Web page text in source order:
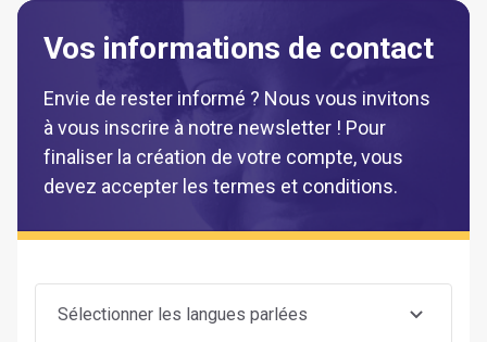
Vos informations de contact
Envie de rester informé ? Nous vous invitons
à vous inscrire à notre newsletter ! Pour
finaliser la création de votre compte, vous
devez accepter les termes et conditions.
Sélectionner les langues parlées